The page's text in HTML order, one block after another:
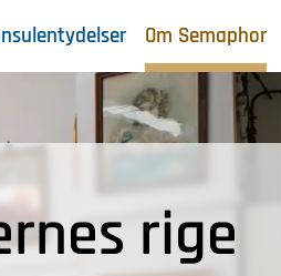
Om Semaphor
rige